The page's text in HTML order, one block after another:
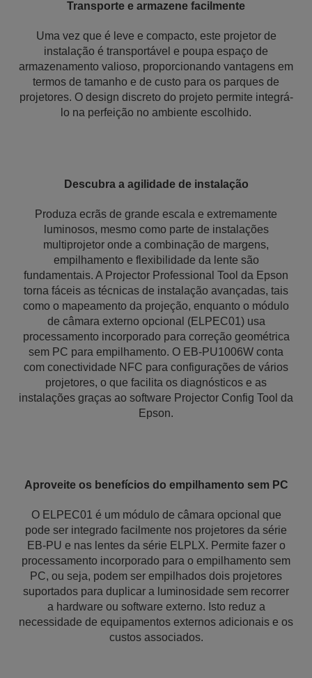
Transporte e armazene facilmente
Uma vez que é leve e compacto, este projetor de
instalação é transportável e poupa espaço de
armazenamento valioso, proporcionando vantagens em
termos de tamanho e de custo para os parques de
projetores. O design discreto do projeto permite integrá-
lo na perfeição no ambiente escolhido.
Descubra a agilidade de instalação
Produza ecrãs de grande escala e extremamente
luminosos, mesmo como parte de instalações
multiprojetor onde a combinação de margens,
empilhamento e flexibilidade da lente são
fundamentais. A Projector Professional Tool da Epson
torna fáceis as técnicas de instalação avançadas, tais
como o mapeamento da projeção, enquanto o módulo
de câmara externo opcional (ELPEC01) usa
processamento incorporado para correção geométrica
sem PC para empilhamento. O EB-PU1006W conta
com conectividade NFC para configurações de vários
projetores, o que facilita os diagnósticos e as
instalações graças ao software Projector Config Tool da
Epson.
Aproveite os benefícios do empilhamento sem PC
O ELPEC01 é um módulo de câmara opcional que
pode ser integrado facilmente nos projetores da série
EB-PU e nas lentes da série ELPLX. Permite fazer o
processamento incorporado para o empilhamento sem
PC, ou seja, podem ser empilhados dois projetores
suportados para duplicar a luminosidade sem recorrer
a hardware ou software externo. Isto reduz a
necessidade de equipamentos externos adicionais e os
custos associados.